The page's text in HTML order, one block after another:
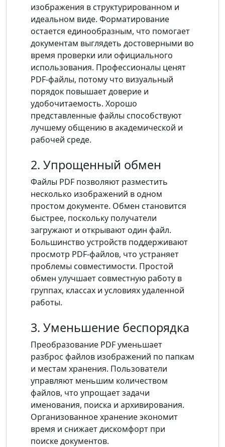
изображения в структурированном и
идеальном виде. Форматирование
остается единообразным, что помогает
документам выглядеть достоверными во
время проверки или официального
использования. Профессионалы ценят
PDF-файлы, потому что визуальный
порядок повышает доверие и
удобочитаемость. Хорошо
представленные файлы способствуют
лучшему общению в академической и
рабочей среде.
2. Упрощенный обмен
Файлы PDF позволяют разместить
несколько изображений в одном
простом документе. Обмен становится
быстрее, поскольку получатели
загружают и открывают один файл.
Большинство устройств поддерживают
просмотр PDF-файлов, что устраняет
проблемы совместимости. Простой
обмен улучшает совместную работу в
группах, классах и условиях удаленной
работы.
3. Уменьшение беспорядка
Преобразование PDF уменьшает
разброс файлов изображений по папкам
и местам хранения. Пользователи
управляют меньшим количеством
файлов, что упрощает задачи
именования, поиска и архивирования.
Организованное хранение экономит
время и снижает дискомфорт при
поиске документов.